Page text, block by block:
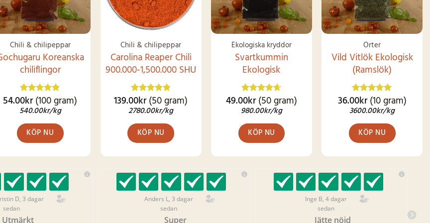
produktsidan
Chili & chilipeppar
Koreanska
chiliflingor
Betygsatt
4.83 av 5
54.00kr(100 gram)
540.00kr/kg
KÖP NU
Chili & chilipeppar
Carolina Reaper Chili
900.000-1,500.000 SHU
Betygsatt
4.79av 5
139.00kr(50 gram)
2780.00kr/kg
KÖP NU
Ekologiska kryddor
Svartkummin
Ekologisk
Betygsatt
4.62 av 5
49.00kr(50 gram)
980.00kr/kg
KÖP NU
Örter
Vild Vitlök Ekologisk
(Ramslök)
Betygsatt
4.92av 5
36.00kr (10 gram)
3600.00kr/kg
KÖP NU
D, 3 dagar
sedan
Utmärkt
Anders L, 3 dagar
sedan
Super
Inge B, 4 dagar
sedan
Jätte nöjd